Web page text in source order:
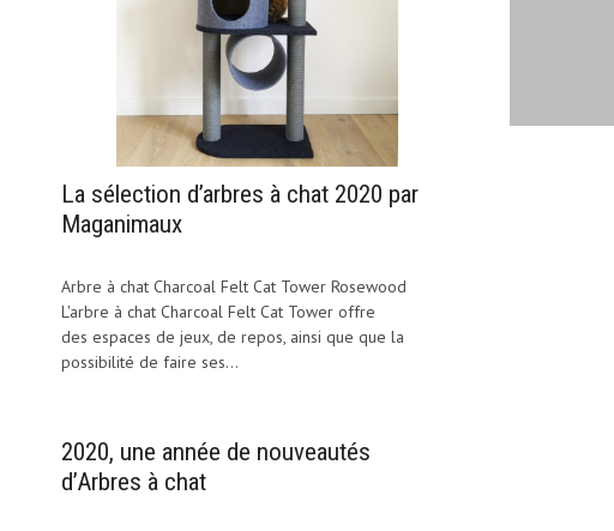
La sélection d’arbres à chat 2020 par
Maganimaux
Arbre à chat Charcoal Felt Cat Tower Rosewood
L'arbre à chat Charcoal Felt Cat Tower offre
des espaces de jeux, de repos, ainsi que que la
possibilité de faire ses...
2020, une année de nouveautés
d’Arbres à chat